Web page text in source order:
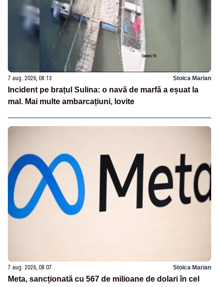
7 aug. 2026, 08:13 Stoica Marian
Incident pe brațul Sulina: o navă de marfă a eșuat la
mal. Mai multe ambarcațiuni, lovite
7 aug. 2026, 08:07 Stoica Marian
Meta, sancționată cu 567 de milioane de dolari în cel